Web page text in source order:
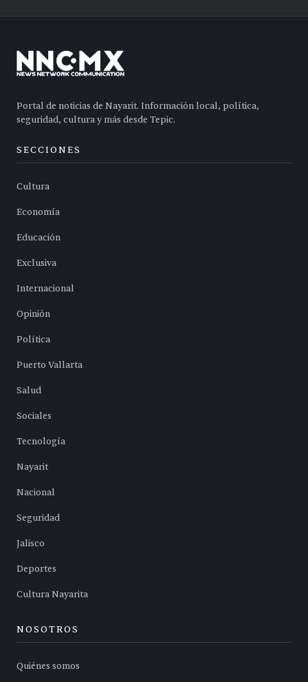
Portal de noticias de Nayarit. Información local, política,
seguridad, cultura y más desde Tepic.
SECCIONES
Cultura
Economía
Educación
Exclusiva
Internacional
Opinión
Política
Puerto Vallarta
Salud
Sociales
Tecnología
Nayarit
Nacional
Seguridad
Jalisco
Deportes
Cultura Nayarita
NOSOTROS
Quiénes somos